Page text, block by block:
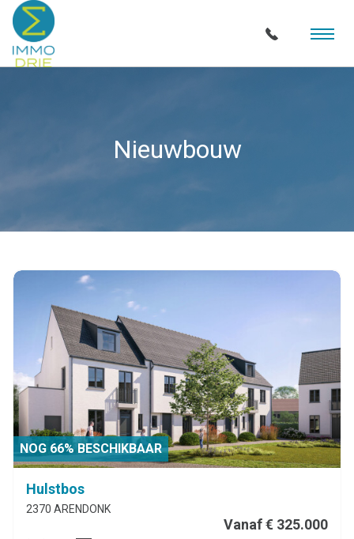
Nieuwbouw
NOG 66% BESCHIKBAAR
Hulstbos
2370 ARENDONK
Vanaf € 325.000